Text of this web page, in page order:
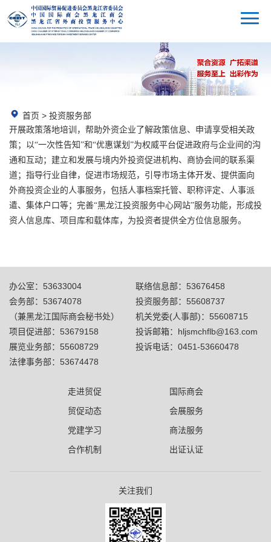
首页 > 投资服务部
开展政策落地培训，帮助外资企业了解政策信息、申请享受相关政
策；以“一次性告知”和“优惠谋划”为权威平台促进政府与企业间的沟
通和互动；建立和发展与境内外投资促进机构、商协会间的联系渠
道；指导行业自律，促进市场规范，引导市场主体开发、提供面向
外商投资企业的人事服务，包括人事档案托管、职称评定、人事派
遣、集体户口等；完善“黑龙江投资服务中心网站”服务功能，形成投
资人信息库、项目库和载体库，为投资者提供全方位信息服务。
办公室：53633004
会务部：53674078
（兼黑龙江国际商会秘书处）
项目促进部：53679158
展览业务部：55608729
法律事务部：53674478
联络信息部：53676458
投资服务部：55608737
机关党委(人事部)：55608715
投诉邮箱：hljsmchflb@163.com
投诉电话：0451-53660478
走进贸促
国际商会
贸促动态
会展服务
党建学习
商法服务
合作机制
出证认证
关注我们